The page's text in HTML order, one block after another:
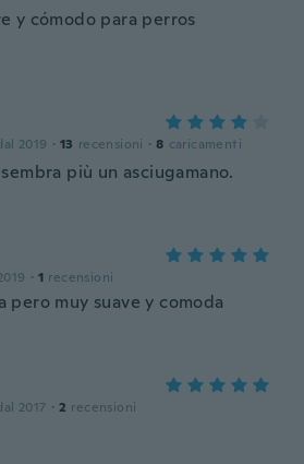
y cómodo para perros
2019 · 13 recensioni · 8 caricamenti
più un asciugamano.
· 1 recensioni
pero muy suave y comoda
2017 · 2 recensioni